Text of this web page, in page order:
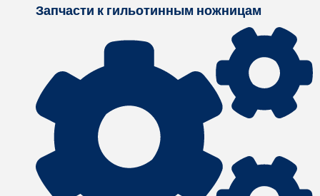
Запчасти к гильотинным ножницам